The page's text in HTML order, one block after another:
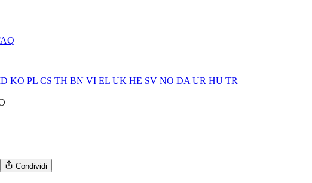
KO PL CS TH BN VI EL UK HE SV NO DA UR HU TR
Condividi